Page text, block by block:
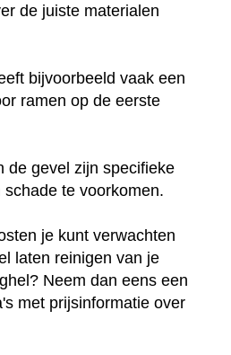
de juiste materialen
bijvoorbeeld vaak een
ramen op de eerste
de gevel zijn specifieke
te voorkomen.
je kunt verwachten
laten reinigen van je
Neem dan eens een
met prijsinformatie over